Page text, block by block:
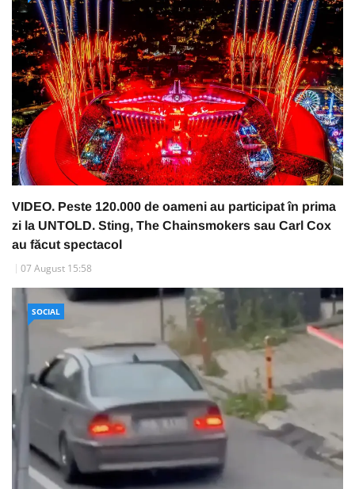
VIDEO. Peste 120.000 de oameni au participat în prima
zi la UNTOLD. Sting, The Chainsmokers sau Carl Cox
au făcut spectacol
07 August 15:58
SOCIAL